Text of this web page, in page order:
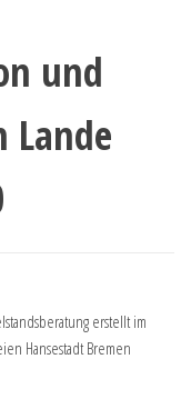
und
Lande
erstellt im
Hansestadt Bremen